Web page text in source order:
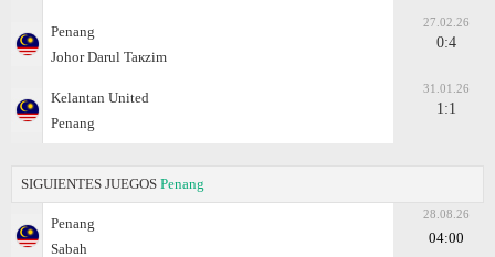
Penang
Johor Darul Taкzim
27.02.26
0:4
Kelantan United
Penang
31.01.26
1:1
SIGUIENTES JUEGOS Penang
Penang
Sabah
28.08.26
04:00